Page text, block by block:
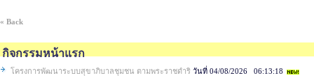
« Back
กิจกรรมหน้าแรก
โครงการพัฒนาระบบสุขาภิบาลชุมชน ตามพระราชดำริ วันที่ 04/08/2026 06:13:18